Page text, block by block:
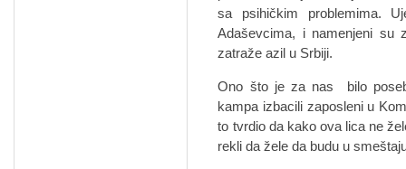
sa psihičkim problemima.
Adaševcima, i namenjeni su
zatraže azil u Srbiji.
Ono što je za nas bilo
kampa izbacili zaposleni u
to tvrdio da kako ova lica ne
rekli da žele da budu u